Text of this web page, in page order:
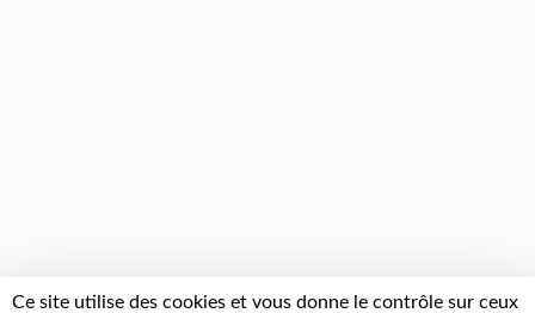
Ce site utilise des cookies et vous donne le contrôle sur ceux